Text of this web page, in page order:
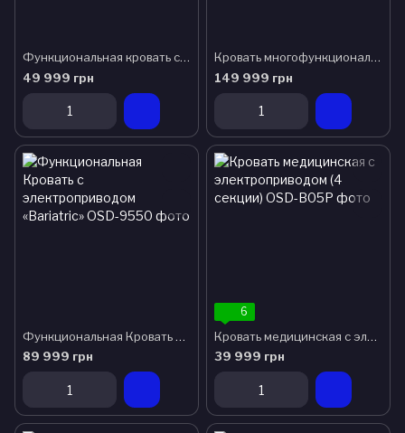
Функциональная кровать с электроприводом «SOFIA ECONOMY»
49 999 грн
Кровать многофункциональная с поворотным ложем OSD-9000
149 999 грн
Функциональная Кровать с электроприводом «Bariatric»
89 999 грн
6
Кровать медицинская с электроприводом (4 секции)
39 999 грн